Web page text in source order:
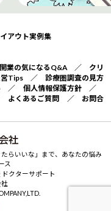
アウト実例集
業の気になるQ&A／ クリ
Tips／ 診療圏調査の見方
／ 個人情報保護方針 ／
よくあるご質問 ／ お問合
らいいな」まで、あなたの悩み
ス
クターサポート